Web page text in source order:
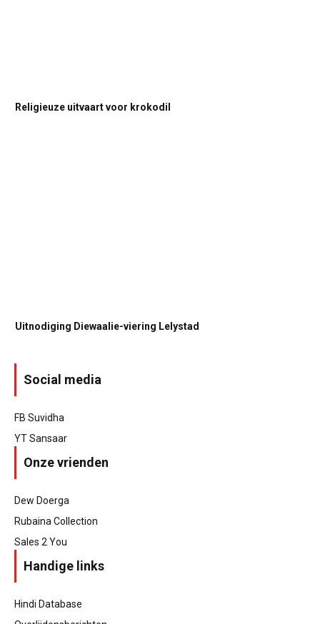
Religieuze uitvaart voor krokodil
Uitnodiging Diewaalie-viering Lelystad
Social media
FB Suvidha
YT Sansaar
Onze vrienden
Dew Doerga
Rubaina Collection
Sales 2 You
Handige links
Hindi Database